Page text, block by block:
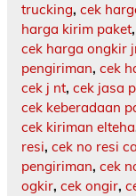
trucking, cek
harga kirim paket,
cek harga ongkir
pengiriman, cek
cek j nt, cek jasa
cek keberadaan
cek kiriman elteha
resi, cek no resi
pengiriman, cek
ogkir, cek ongir,